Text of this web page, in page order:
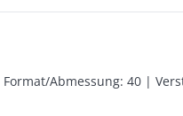
Abmessung: 40 |